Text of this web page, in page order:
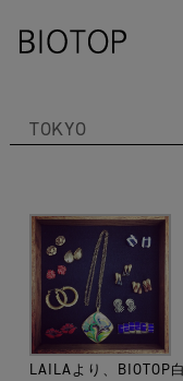
TOKYO
LAILAより、BIOTOP